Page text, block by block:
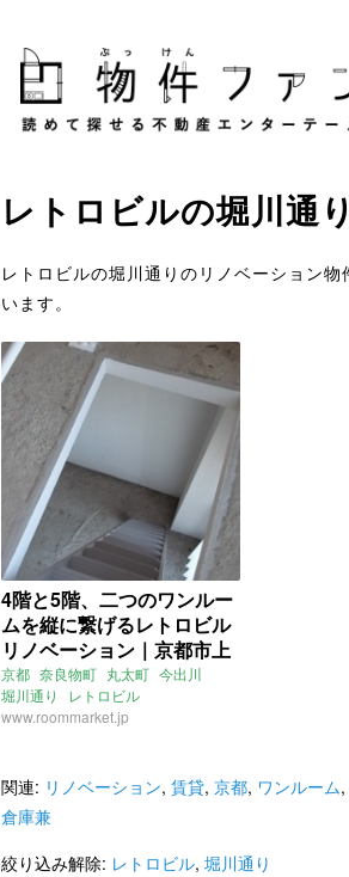
レトロビルの堀川通り
レトロビルの堀川通りのリノベーション
います。
4階と5階、二つのワンルー
ムを縦に繋げるレトロビル
リノベーション｜京都市上
京区 賃貸 34㎡
京都 奈良物町 丸太町 今出川
堀川通り
レトロビル
リノベーション 事務所
www.roommarket.jp
関連: リノベーション, 賃貸, 京都, ワンルーム,
倉庫兼
絞り込み解除: レトロビル, 堀川通り